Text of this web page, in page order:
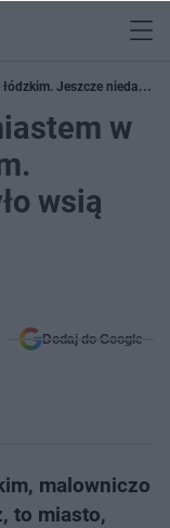
Jeszcze niedawno
w
wsią
Dodaj do Google
malowniczo
to miasto,